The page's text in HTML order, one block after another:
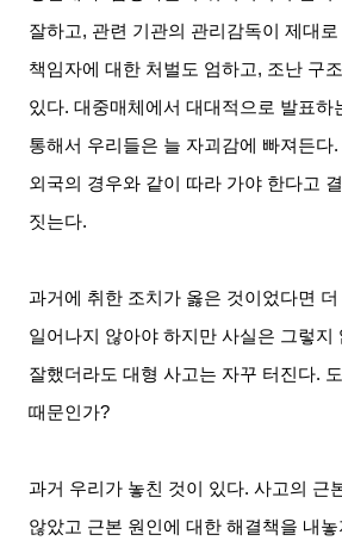
잘하고, 관련 기관의 관리감독이 제대
책임자에 대한 처벌도 엄하고, 조난 구
있다.대중매체에서 대대적으로 발표하
통해서 우리들은 늘 자괴감에 빠져든다.
외국의 경우와 같이 따라 가야 한다고
짓는다.
과거에 취한 조치가 옳은 것이었다면 더
일어나지 않아야 하지만 사실은 그렇지
잘했더라도 대형 사고는 자꾸 터진다.
때문인가?
과거 우리가 놓친 것이 있다.사고의 근
않았고 근본 원인에 대한 해결책을 내